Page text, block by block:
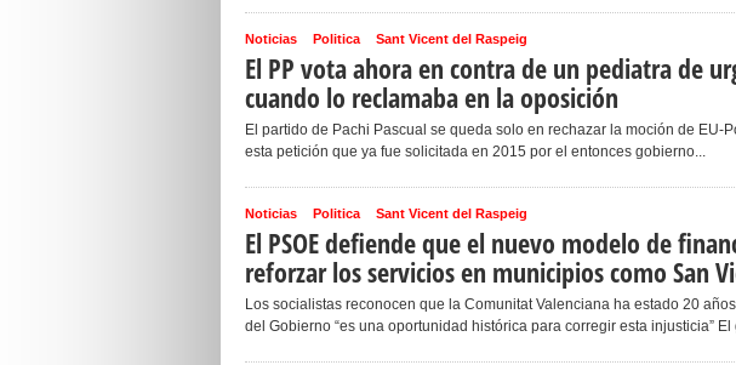
Noticias Politica Sant Vicent del Raspeig
El PP vota ahora en contra de un pediatra de
cuando lo reclamaba en la oposición
El partido de Pachi Pascual se queda solo en rechazar la moción de EU-
esta petición que ya fue solicitada en 2015 por el entonces gobierno...
Noticias Politica Sant Vicent del Raspeig
El PSOE defiende que el nuevo modelo de
reforzar los servicios en municipios como San
Los socialistas reconocen que la Comunitat Valenciana ha estado 20
del Gobierno “es una oportunidad histórica para corregir esta injusticia”